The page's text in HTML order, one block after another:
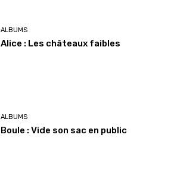
ALBUMS
Alice : Les châteaux faibles
ALBUMS
Boule : Vide son sac en public